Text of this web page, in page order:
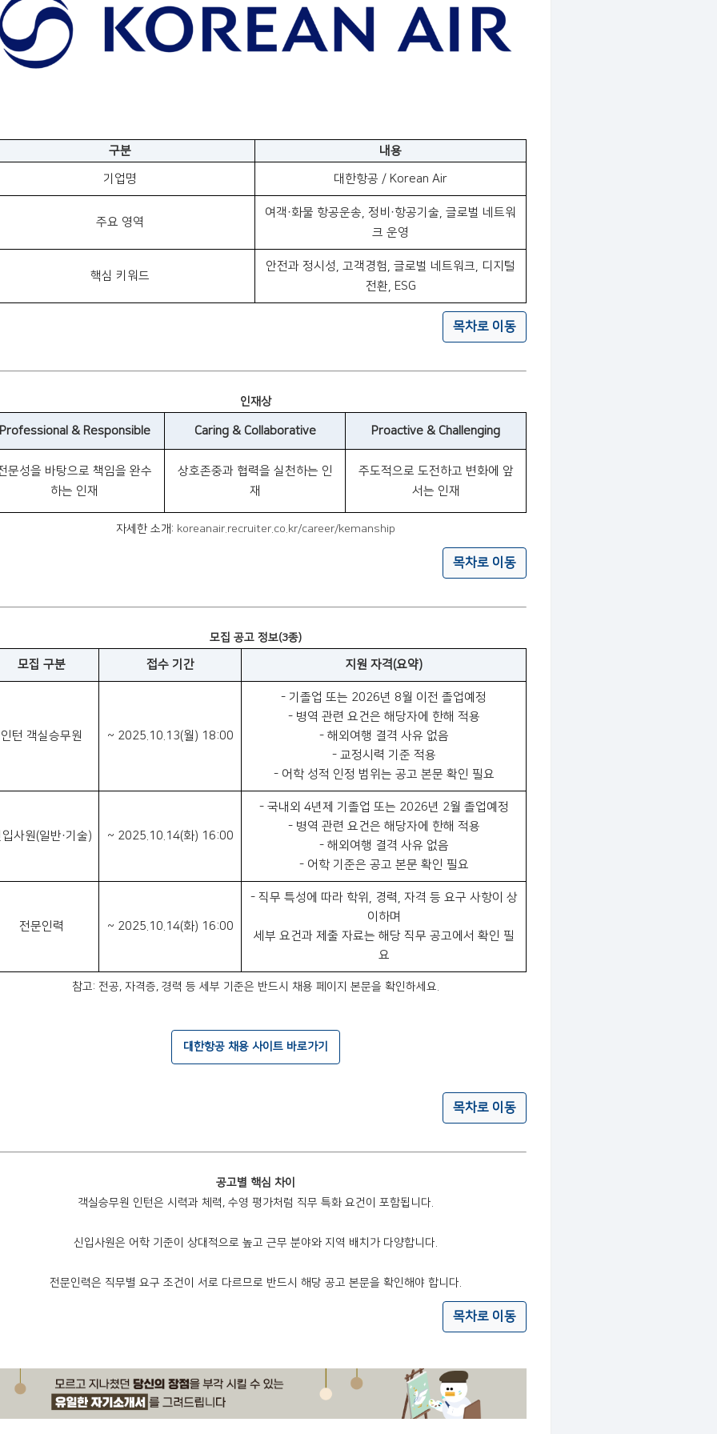
구분 내용
기업명 대한항공 / Korean Air
주요 영역
여객·화물 항공운송, 정비·항공기술, 글로벌 네트워
크 운영
핵심 키워드
안전과 정시성, 고객경험, 글로벌 네트워크, 디지털
전환, ESG
목차로 이동
인재상
& Responsible Caring & Collaborative Proactive & Challenging
문성을 바탕으로 책임을 완수
하는 인재
상호존중과 협력을 실천하는 인
재
주도적으로 도전하고 변화에 앞
서는 인재
자세한 소개: koreanair.recruiter.co.kr/career/kemanship
목차로 이동
모집 공고 정보(3종)
모집 구분 접수 기간 지원 자격(요약)
인턴 객실승무원 ~ 2025.10.13(월) 18:00
- 기졸업 또는 2026년 8월 이전 졸업예정
- 병역 관련 요건은 해당자에 한해 적용
- 해외여행 결격 사유 없음
- 교정시력 기준 적용
- 어학 성적 인정 범위는 공고 본문 확인 필요
사원(일반·기술) ~ 2025.10.14(화) 16:00
- 국내외 4년제 기졸업 또는 2026년 2월 졸업예정
- 병역 관련 요건은 해당자에 한해 적용
- 해외여행 결격 사유 없음
- 어학 기준은 공고 본문 확인 필요
전문인력 ~ 2025.10.14(화) 16:00
- 직무 특성에 따라 학위, 경력, 자격 등 요구 사항이 상
이하며
세부 요건과 제출 자료는 해당 직무 공고에서 확인 필
요
참고: 전공, 자격증, 경력 등 세부 기준은 반드시 채용 페이지 본문을 확인하세요.
대한항공 채용 사이트 바로가기
목차로 이동
공고별 핵심 차이
객실승무원 인턴은 시력과 체력, 수영 평가처럼 직무 특화 요건이 포함됩니다.
신입사원은 어학 기준이 상대적으로 높고 근무 분야와 지역 배치가 다양합니다.
전문인력은 직무별 요구 조건이 서로 다르므로 반드시 해당 공고 본문을 확인해야 합니다.
목차로 이동